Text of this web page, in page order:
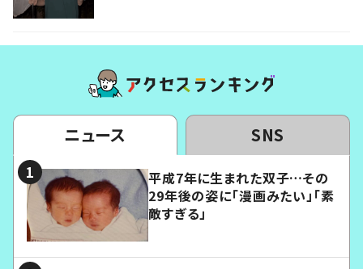
ニュース SNS
平成7年に生まれた双子…その
29年後の姿に「漫画みたい」「素
敵すぎる」